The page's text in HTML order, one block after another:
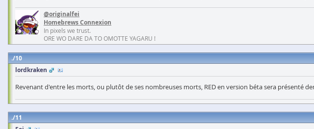
@originalfei
Homebrews Connexion
In pixels we trust.
ORE WO DARE DA TO OMOTTE YAGARU !
10
lordkraken
Revenant d'entre les morts, ou plutôt de ses nombreuses morts, RED en version béta sera présenté
11